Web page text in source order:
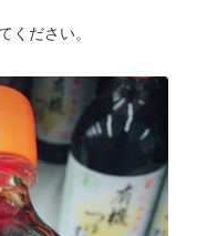
ださい。